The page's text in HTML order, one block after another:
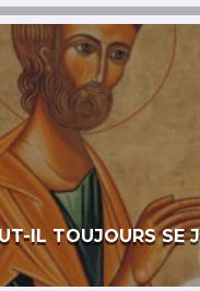
IL TOUJOURS SE